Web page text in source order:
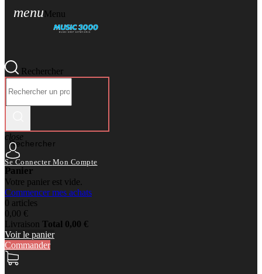
menuMenu
Rechercher
Rechercher
close
Se Connecter Mon Compte
Panier
Votre panier est vide.
Commencer mes achats
0 articles
0,00 €
Livraison Total 0,00 €
Voir le panier
Commander